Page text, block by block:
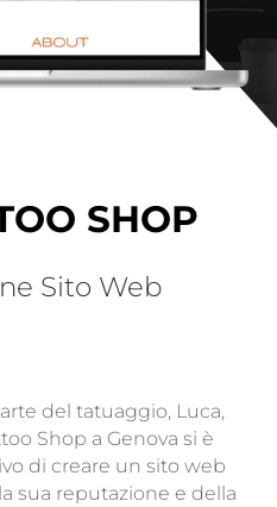
SHOP
Sito Web
del tatuaggio, Luca,
Shop a Genova si è
di creare un sito web
sua reputazione e della